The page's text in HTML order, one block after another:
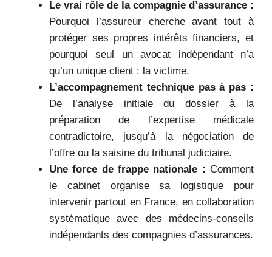
Le vrai rôle de la compagnie d’assurance :
Pourquoi l’assureur cherche avant tout à
protéger ses propres intérêts financiers, et
pourquoi seul un avocat indépendant n’a
qu’un unique client : la victime.
L’accompagnement technique pas à pas :
De l’analyse initiale du dossier à la
préparation de l’expertise médicale
contradictoire, jusqu’à la négociation de
l’offre ou la saisine du tribunal judiciaire.
Une force de frappe nationale : Comment
le cabinet organise sa logistique pour
intervenir partout en France, en collaboration
systématique avec des médecins-conseils
indépendants des compagnies d’assurances.